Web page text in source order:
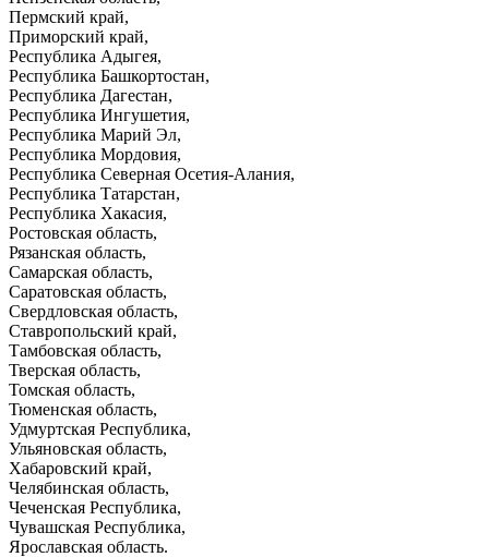
Пермский край,
Приморский край,
Республика Адыгея,
Республика Башкортостан,
Республика Дагестан,
Республика Ингушетия,
Республика Марий Эл,
Республика Мордовия,
Республика Северная Осетия-Алания,
Республика Татарстан,
Республика Хакасия,
Ростовская область,
Рязанская область,
Самарская область,
Саратовская область,
Свердловская область,
Ставропольский край,
Тамбовская область,
Тверская область,
Томская область,
Тюменская область,
Удмуртская Республика,
Ульяновская область,
Хабаровский край,
Челябинская область,
Чеченская Республика,
Чувашская Республика,
Ярославская область.